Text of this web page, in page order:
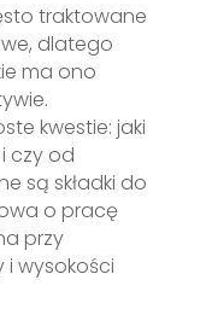
traktowane
dlatego
ma ono
kwestie: jaki
czy od
są składki do
o pracę
przy
wysokości